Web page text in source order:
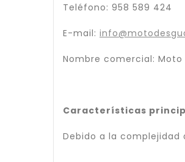
Teléfono: 958 589 424
E-mail:
Nombre comercial: Moto
Características
Debido a la